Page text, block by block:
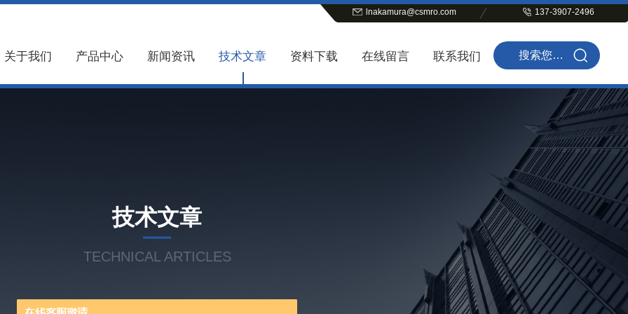
lnakamura@csmro.com 137-3907-2496
关于我们 产品中心 新闻资讯 技术文章 资料下载 在线留言 联系我们
技术文章
TECHNICAL ARTICLES